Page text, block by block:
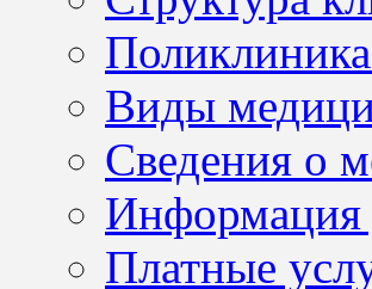
Виды
Сведения о
Информация
Платные